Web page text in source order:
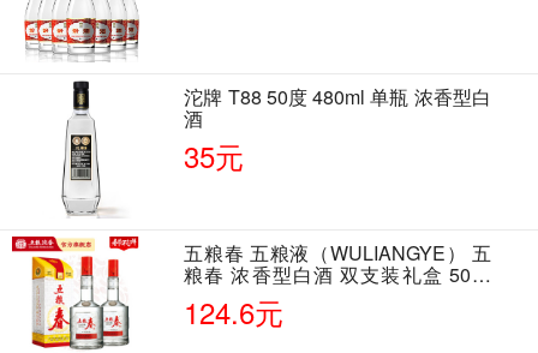
沱牌 T88 50度 480ml 单瓶 浓香型白
酒
35元
五粮春 五粮液（WULIANGYE） 五
粮春 浓香型白酒 双支装礼盒 50度
500ml*2瓶 含酒具
124.6元